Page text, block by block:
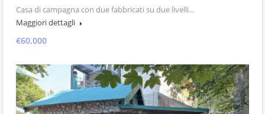
Casa di campagna con due fabbricati su due livelli…
Maggiori dettagli
€60.000